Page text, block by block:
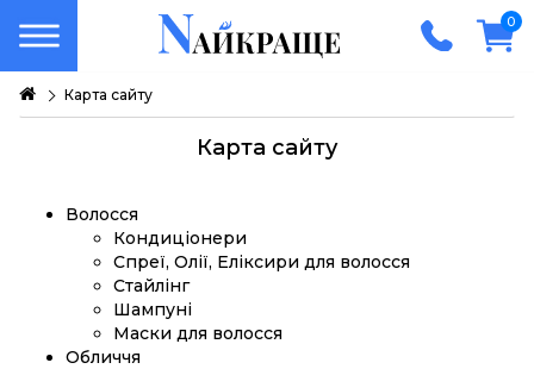
0
Карта сайту
Карта сайту
Волосся
Кондиціонери
Спреї, Олії, Еліксири для волосся
Стайлінг
Шампуні
Маски для волосся
Обличчя